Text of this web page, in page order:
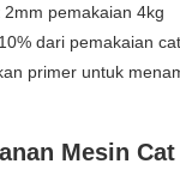
pemakaian 4kg
dari pemakaian cat
primer untuk
Mesin